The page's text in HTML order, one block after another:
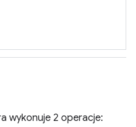
wykonuje 2 operacje: